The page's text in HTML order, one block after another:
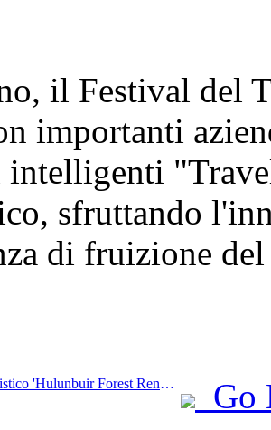
il Festival del
importanti
sfruttando
di fruizione
Prev:Il treno turistico 'Hulunbuir Forest Rendezvous - Daxinganling Express - Starlight Train - Tianyi Journey' effettua il suo viaggio inaugurale.
Go